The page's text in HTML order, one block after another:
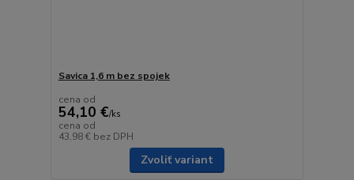
Savica 1,6 m bez spojek
cena od
54,10 €/ks
cena od
43,98 € bez DPH
Zvoliť variant